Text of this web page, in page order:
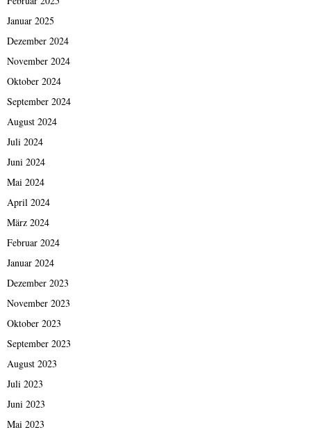
Januar 2025
Dezember 2024
November 2024
Oktober 2024
September 2024
August 2024
Juli 2024
Juni 2024
Mai 2024
April 2024
März 2024
Februar 2024
Januar 2024
Dezember 2023
November 2023
Oktober 2023
September 2023
August 2023
Juli 2023
Juni 2023
Mai 2023